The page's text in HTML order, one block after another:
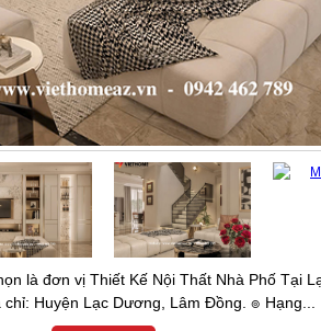
là đơn vị Thiết Kế Nội Thất Nhà Phố Tại
Huyện Lạc Dương, Lâm Đồng. ๏ Hạng...